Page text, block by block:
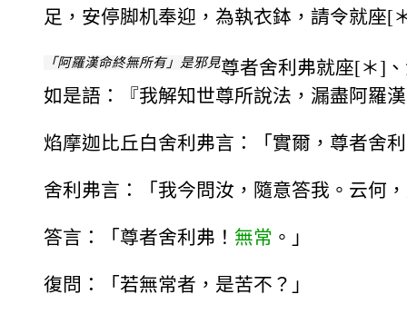
足，安停脚机奉迎，為執衣鉢，請令就座[
「阿羅漢命終無所有」是邪見尊者舍利弗就座[＊]
如是語：『我解知世尊所說法，漏盡阿羅
焰摩迦比丘白舍利弗言：「實爾，尊者舍
舍利弗言：「我今問汝，隨意答我。云何
答言：「尊者舍利弗！ 無常 。」
復問：「若無常者，是苦不？」